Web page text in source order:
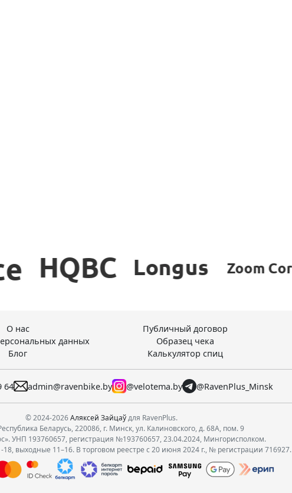
О нас Публичный договор
данных Образец чека
Блог Калькулятор спиц
64 admin@ravenbike.by @velotema.by @RavenPlus_Minsk
© 2024-2026Аляксей Зайцаўдля RavenPlus.
Беларусь, 220086, г. Минск, ул. Калиновского, д. 68А, пом. 9
УНП 193760657, регистрация №193760657, 23.04.2024, Мингорисполком.
выходные 11–16. В торговом реестре с 20 июня 2024 г., № регистрации 716927.